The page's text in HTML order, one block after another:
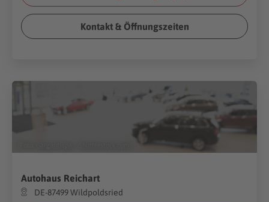
Kontakt & Öffnungszeiten
Autohaus Reichart
DE-87499 Wildpoldsried